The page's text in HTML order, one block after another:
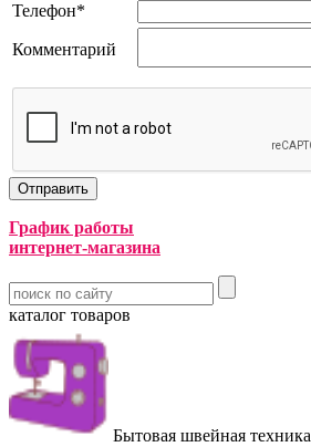
Телефон*
Комментарий
График работы
интернет-магазина
каталог товаров
Бытовая швейная техника